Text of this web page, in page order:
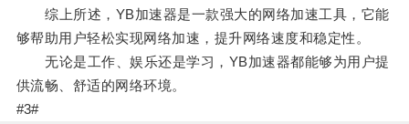
综上所述，YB加速器是一款强大的网络加速工具，它能
够帮助用户轻松实现网络加速，提升网络速度和稳定性。
无论是工作、娱乐还是学习，YB加速器都能够为用户提
供流畅、舒适的网络环境。
#3#